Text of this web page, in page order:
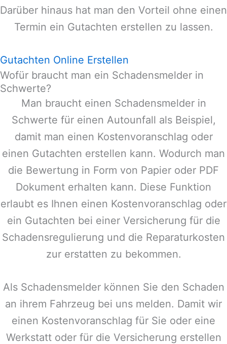
Darüber hinaus hat man den Vorteil ohne einen
Termin ein Gutachten erstellen zu lassen.
Gutachten Online Erstellen
Wofür braucht man ein Schadensmelder in
Schwerte?
Man braucht einen Schadensmelder in
Schwerte für einen Autounfall als Beispiel,
damit man einen Kostenvoranschlag oder
einen Gutachten erstellen kann. Wodurch man
die Bewertung in Form von Papier oder PDF
Dokument erhalten kann. Diese Funktion
erlaubt es Ihnen einen Kostenvoranschlag oder
ein Gutachten bei einer Versicherung für die
Schadensregulierung und die Reparaturkosten
zur erstatten zu bekommen.
Als Schadensmelder können Sie den Schaden
an ihrem Fahrzeug bei uns melden. Damit wir
einen Kostenvoranschlag für Sie oder eine
Werkstatt oder für die Versicherung erstellen